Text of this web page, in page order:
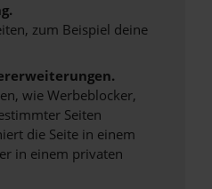
zum Beispiel deine
wie Werbeblocker,
Seiten
die Seite in einem
in einem privaten